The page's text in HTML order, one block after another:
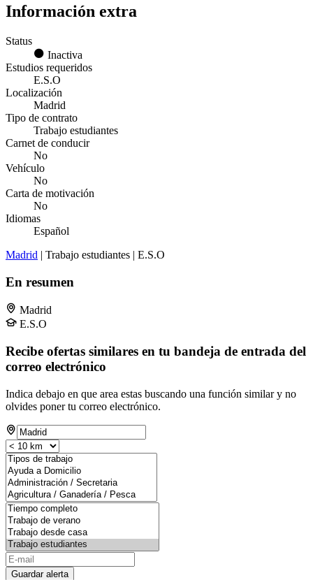
Información extra
Status
Inactiva
Estudios requeridos
E.S.O
Localización
Madrid
Tipo de contrato
Trabajo estudiantes
Carnet de conducir
No
Vehículo
No
Carta de motivación
No
Idiomas
Español
Madrid | Trabajo estudiantes | E.S.O
En resumen
Madrid
E.S.O
Recibe ofertas similares en tu bandeja de entrada del
correo electrónico
Indica debajo en que area estas buscando una función similar y no
olvides poner tu correo electrónico.
Guardar alerta